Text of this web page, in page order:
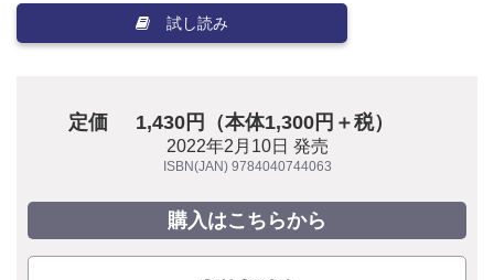
試し読み
定価 1,430円（本体1,300円＋税）
2022年2月10日 発売
ISBN(JAN) 9784040744063
購入はこちらから